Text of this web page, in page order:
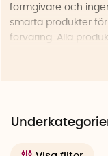
formgivare och
smarta produkter
förvaring. Alla